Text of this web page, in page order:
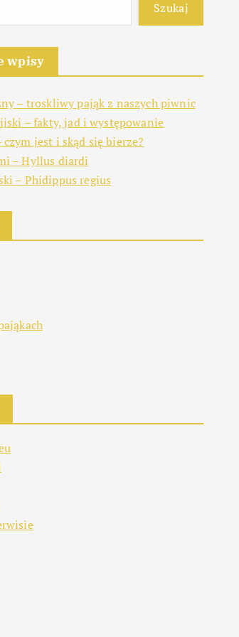
Szukaj
wpisy
– troskliwy pająk z naszych piwnic
– fakty, jad i występowanie
jest i skąd się bierze?
– Hyllus diardi
– Phidippus regius